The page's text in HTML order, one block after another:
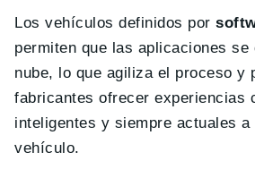
Los vehículos definidos por
permiten que las aplicaciones se
nube, lo que agiliza el proceso y
fabricantes ofrecer experiencias
inteligentes y siempre actuales
vehículo.